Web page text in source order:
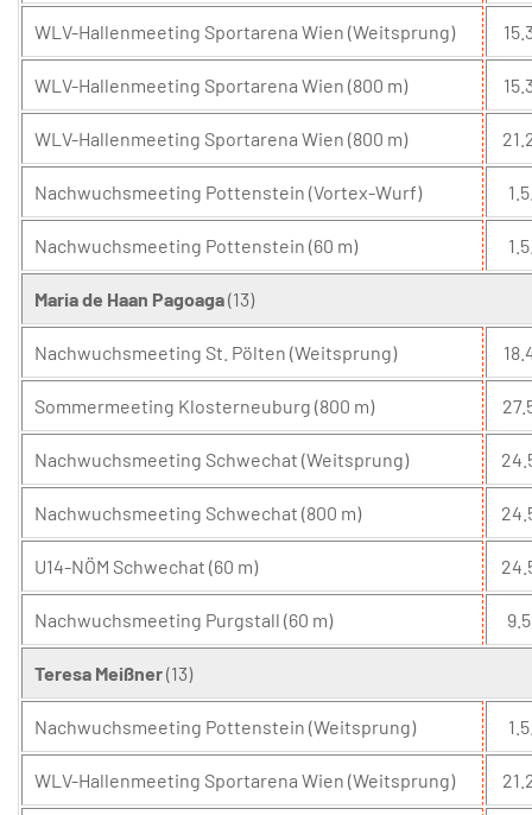
WLV-Hallenmeeting Sportarena Wien (Weitsprung)
WLV-Hallenmeeting Sportarena Wien (800 m)
WLV-Hallenmeeting Sportarena Wien (800 m)
Nachwuchsmeeting Pottenstein (Vortex-Wurf)
Nachwuchsmeeting Pottenstein (60 m)
Maria de Haan Pagoaga(13)
Nachwuchsmeeting St. Pölten (Weitsprung)
Sommermeeting Klosterneuburg (800 m)
Nachwuchsmeeting Schwechat (Weitsprung)
Nachwuchsmeeting Schwechat (800 m)
U14-NÖM Schwechat (60 m)
Nachwuchsmeeting Purgstall (60 m)
Teresa Meißner(13)
Nachwuchsmeeting Pottenstein (Weitsprung)
WLV-Hallenmeeting Sportarena Wien (Weitsprung)